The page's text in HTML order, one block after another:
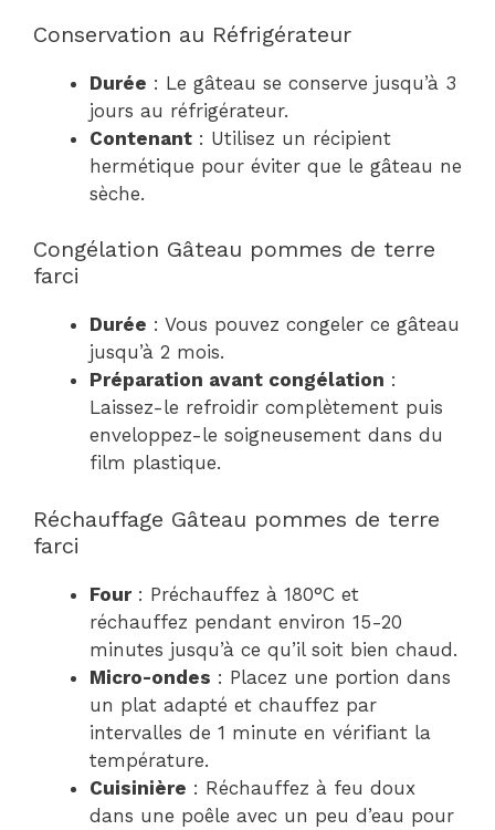
Conservation au Réfrigérateur
Durée : Le gâteau se conserve jusqu’à 3
jours au réfrigérateur.
Contenant : Utilisez un récipient
hermétique pour éviter que le gâteau ne
sèche.
Congélation Gâteau pommes de terre
farci
Durée : Vous pouvez congeler ce gâteau
jusqu’à 2 mois.
Préparation avant congélation :
Laissez-le refroidir complètement puis
enveloppez-le soigneusement dans du
film plastique.
Réchauffage Gâteau pommes de terre
farci
Four: Préchauffez à 180°C et
réchauffez pendant environ 15-20
minutes jusqu’à ce qu’il soit bien chaud.
Micro-ondes : Placez une portion dans
un plat adapté et chauffez par
intervalles de 1 minute en vérifiant la
température.
Cuisinière : Réchauffez à feu doux
dans une poêle avec un peu d’eau pour